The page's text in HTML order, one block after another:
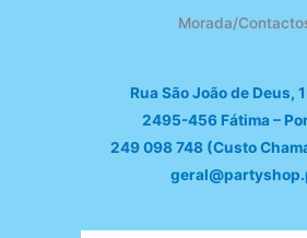
Morada/
Rua São João de Deus,
2495-456 Fátima –
249 098 748 (Custo